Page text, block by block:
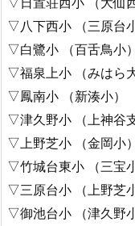
▽八下西小 （三原台
▽白鷺小 （百舌鳥小
▽福泉上小 （みはら
▽鳳南小 （新湊小）
▽津久野小 （上神谷
▽上野芝小 （金岡小
▽竹城台東小 （三宝
▽三原台小 （上野芝
▽御池台小 （津久野